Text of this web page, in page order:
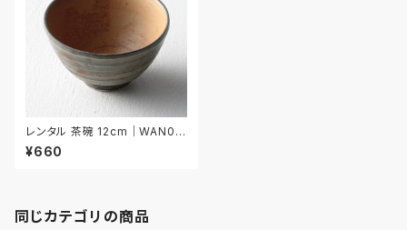
レンタル 茶碗 12cm｜WAN01
6
¥660
同じカテゴリの商品